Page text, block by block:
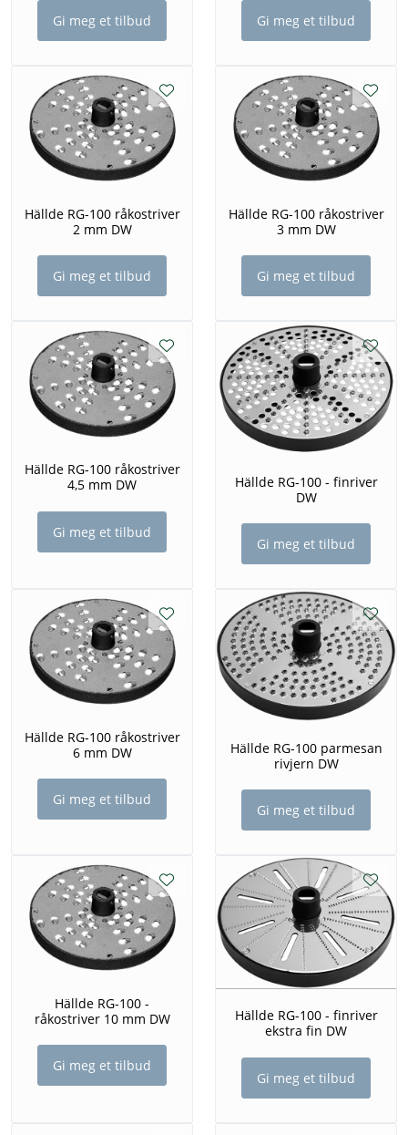
Gi meg et tilbud Gi meg et tilbud
Hällde RG-100 råkostriver
2 mm DW
Gi meg et tilbud
Hällde RG-100 råkostriver
3 mm DW
Gi meg et tilbud
Hällde RG-100 råkostriver
4,5 mm DW
Gi meg et tilbud
Hällde RG-100 - finriver
DW
Gi meg et tilbud
Hällde RG-100 råkostriver
6 mm DW
Gi meg et tilbud
Hällde RG-100 parmesan
rivjern DW
Gi meg et tilbud
Hällde RG-100 -
råkostriver 10 mm DW
Gi meg et tilbud
Hällde RG-100 - finriver
ekstra fin DW
Gi meg et tilbud